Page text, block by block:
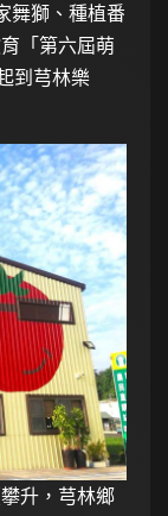
舞獅、種植番
「第六屆萌
到芎林樂
升，芎林鄉